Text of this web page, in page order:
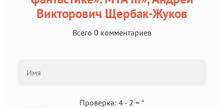
Викторович Щербак-Жуков
Всего 0 комментариев
Проверка: 4 - 2 = *